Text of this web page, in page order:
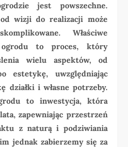
jest powszechne.
wizji do realizacji może
Właściwe
ogrodu to proces, który
wielu aspektów, od
estetykę, uwzględniając
działki i własne potrzeby.
to inwestycja, która
zapewniając przestrzeń
z naturą i podziwiania
jednak zabierzemy się za